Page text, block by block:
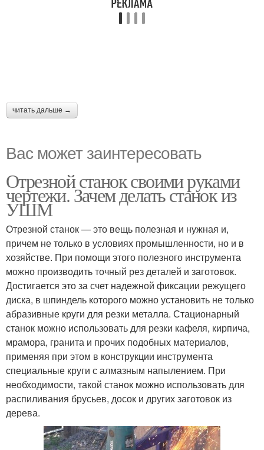
читать дальше →
Вас может заинтересовать
Отрезной станок своими руками
чертежи. Зачем делать станок из
УШМ
Отрезной станок — это вещь полезная и нужная и,
причем не только в условиях промышленности, но и в
хозяйстве. При помощи этого полезного инструмента
можно производить точный рез деталей и заготовок.
Достигается это за счет надежной фиксации режущего
диска, в шпиндель которого можно установить не только
абразивные круги для резки металла. Стационарный
станок можно использовать для резки кафеля, кирпича,
мрамора, гранита и прочих подобных материалов,
применяя при этом в конструкции инструмента
специальные круги с алмазным напылением. При
необходимости, такой станок можно использовать для
распиливания брусьев, досок и других заготовок из
дерева.